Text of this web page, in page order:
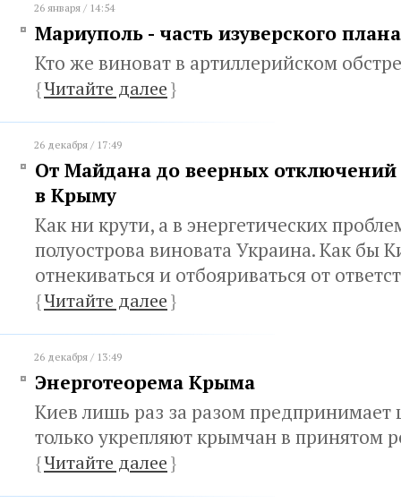
26 января / 14:54
Мариуполь - часть изуверского
Кто же виноват в артиллерийском
{Читайте далее}
26 декабря / 17:49
От Майдана до веерных отключений
в Крыму
Как ни крути, а в энергетических
полуострова виновата Украина. Как бы
отнекиваться и отбояриваться от
{Читайте далее}
26 декабря / 13:49
Энерготеорема Крыма
Киев лишь раз за разом предпринимает
только укрепляют крымчан в принятом
{Читайте далее}